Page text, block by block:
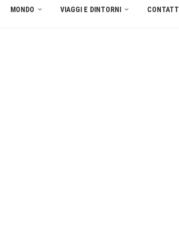
MONDO VIAGGI E DINTORNI CONTATTI